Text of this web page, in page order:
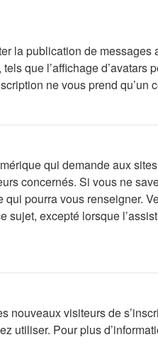
la publication de
que l’affichage d’avatars
ne vous prend
qui demande aux
concernés. Si vous ne
pourra vous renseigner.
excepté lorsque
visiteurs de
utiliser. Pour plus